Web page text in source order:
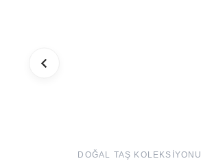
DOĞAL TAŞ KOLEKSIYONU